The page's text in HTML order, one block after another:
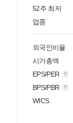
52주 최저
업종
외국인비율
시가총액
EPS/PER
BPS/PBR
WICS